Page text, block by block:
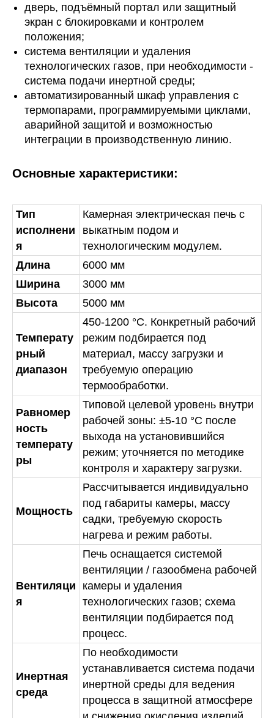
дверь, подъёмный портал или защитный
экран с блокировками и контролем
положения;
система вентиляции и удаления
технологических газов, при необходимости -
система подачи инертной среды;
автоматизированный шкаф управления с
термопарами, программируемыми циклами,
аварийной защитой и возможностью
интеграции в производственную линию.
Основные характеристики:
Тип
исполнени
я
Камерная электрическая печь с
выкатным подом и
технологическим модулем.
Длина
6000 мм
Ширина
3000 мм
Высота
5000 мм
Температу
рный
диапазон
450-1200 °C. Конкретный рабочий
режим подбирается под
материал, массу загрузки и
требуемую операцию
термообработки.
Равномер
ность
температу
ры
Типовой целевой уровень внутри
рабочей зоны: ±5-10 °C после
выхода на установившийся
режим; уточняется по методике
контроля и характеру загрузки.
Мощность
Рассчитывается индивидуально
под габариты камеры, массу
садки, требуемую скорость
нагрева и режим работы.
Вентиляци
я
Печь оснащается системой
вентиляции / газообмена рабочей
камеры и удаления
технологических газов; схема
вентиляции подбирается под
процесс.
Инертная
среда
По необходимости
устанавливается система подачи
инертной среды для ведения
процесса в защитной атмосфере